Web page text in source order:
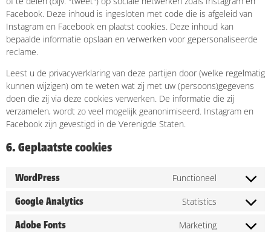
Facebook. Deze inhoud is ingesloten met code die is afgeleid van
Instagram en Facebook en plaatst cookies. Deze inhoud kan
bepaalde informatie opslaan en verwerken voor gepersonaliseerde
reclame.
Leest u de privacyverklaring van deze partijen door (welke regelmatig
kunnen wijzigen) om te weten wat zij met uw (persoons)gegevens
doen die zij via deze cookies verwerken. De informatie die zij
verzamelen, wordt zo veel mogelijk geanonimiseerd. Instagram en
Facebook zijn gevestigd in de Verenigde Staten.
6. Geplaatste cookies
WordPress Functioneel
Google Analytics Statistics
Adobe Fonts Marketing